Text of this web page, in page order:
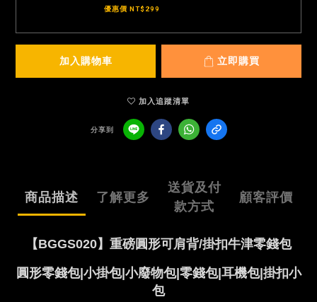
優惠價 NT$299
加入購物車 立即購買
加入追蹤清單
分享到
商品描述 了解更多
送貨及付
款方式
顧客評價
【BGGS020】重磅圓形可肩背/掛扣牛津零錢包
圓形零錢包|小掛包|小廢物包|零錢包|耳機包|掛扣小
包